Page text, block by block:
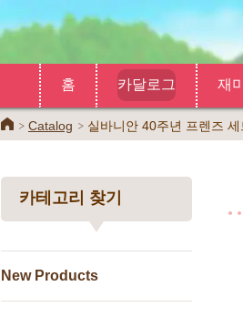
홈 카달로그 재
HomeCatalog 실바니안 40주년 프렌즈 세
카테고리 찾기
New Products